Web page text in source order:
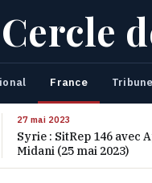
Cercle
France Tribune
27 mai 2023
Syrie : SitRep 146 avec
Midani (25 mai 2023)